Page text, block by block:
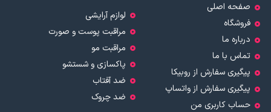
صفحه اصلی
فروشگاه
درباره ما
تماس با ما
پیگیری سفارش از روبیکا
پیگیری سفارش از واتساپ
حساب کاربری من
لوازم آرایشی
مراقبت پوست و صورت
مراقبت مو
پاکسازی و شستشو
ضد آفتاب
ضد چروک